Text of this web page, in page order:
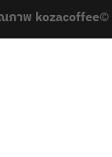
ภาพ kozacoffee©